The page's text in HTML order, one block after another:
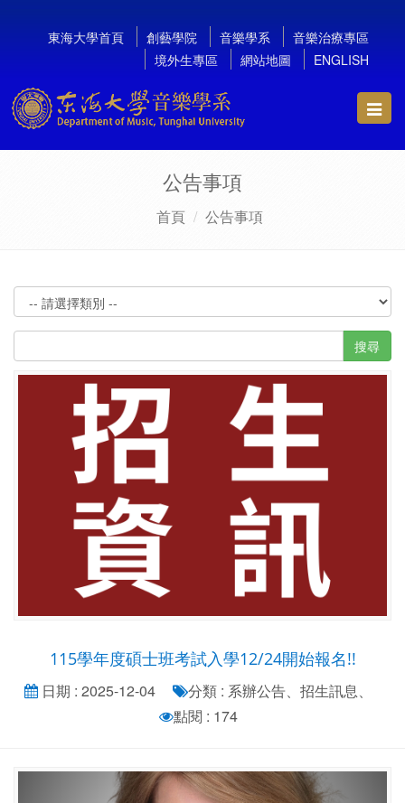
東海大學首頁 創藝學院 音樂學系
音樂治療專區
境外生專區
網站地圖 ENGLISH
公告事項
首頁 公告事項
搜尋
115學年度碩士班考試入學12/24開始報名!!
日期 : 2025-12-04
分類 : 系辦公告、招生訊息、
點閱 : 174